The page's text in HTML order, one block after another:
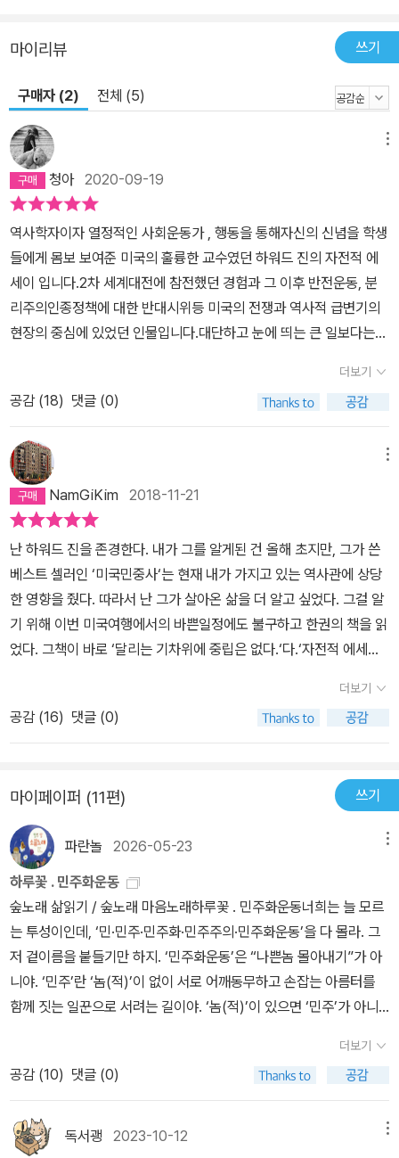
반드시 응시해야 한다고 나는 생각한다. 비관주의는 자기 충족적인
예언이 된다. 그것은 우리의 행동 의지를 무력하게 만듦으로써 자기
자신을 재생산한다. 우리에겐 지금 이 순간에 보는 것을 앞으로도 계
속 보게 될 것이라고 생각하는 경향이 있다. (…) 평범한 사람들은 얼
마간은 겁을 먹을 수 있고 농락당할 수 있지만 가슴속 깊이 상식을 지
니고 있으며, 조만간 그들을 억압하는 권력에 도전할 길을 찾게 된
다.” “우리가 적들에게 포위된 소수에 불과했을 때, 운동에서 조우한
그토록 많은 사람들의 아름다운 인간성이 미래를 표상한다고 상상하
는 것은 피가 끓는 경험이었다. 언젠가 그러한 사람들의 세상이, 함께
일할 수 있고 모든 것을 나눌 수 있으며 즐겁게 놀 수 있고 인생을 걸
고 믿을 수 있는 사람들만이 존재하는 세상이 도래할 수 있는 것처럼
보였다.” “나는 세계에 관한 내 친구들의 비관주의적 태도에 공감해
보려고 애써 왔지만, 어디에서나 벌어지는 그 모든 끔찍한 일들에도
력이 역사의 큰 물줄기에 한데 녹아 혁명의 물꼬가 될 수 있다는 가슴
뻐근한 확신을 느끼고 싶은가. 간단하다. 이 책 『달리는 기차 위에 중
립은 없다』를 읽기만 하면 된다. ｜1993년 여름, 이 책이 쓰여진 그
때로부터 우리는 얼마나 멀리 와 있는가?｜ 『달리는 기차 위에 중립
은 없다』는 긴 설명이 필요하지 않은 책이다. 하워드 진이 스펠먼 대
으로, 하워드 진이라는 걸출한 역자학자의 개인적 이야기를 가감 없
이 담은 책으로, 또한 베트남전 반대운동의 생생한 현장을 기록한 책
으로 세계 여러 곳에 번역된 바 있다. 그렇게 널리 알려진 책이기도 할
뿐더러, 이전 세대의 많은 독자들이 이 책을 읽었다. 그러나 지금 우리
의 현실은 하워드 진이 이 책을 쓸 당시의 불합리, 부족한 정치적 자
유, 희망을 갈구하는 대중들의 우울한 일상과 크게 다르지 않다. 지금
의 20대, 30대가 이 책의 존재를 새로이 발견하고 용기를 얻기를 바
나를 둘러싼 세계는 이런 모습이었다. 실업과 열악한 일자리의 세계,
대부분의 시간을 비좁고 지저분한 곳에서 살면서 두 살, 세 살짜리를
다른 사람들의 손에 맡기고 학교나 직장에 나가야 했고, 아이들이 아
파도 돈이 넉넉하지 않아서 개인 의사에게 데려가지 못하고 시간을
끌다 결국은 종합병원 인턴들의 손에 맡겨야만 했던 나와 아내의 세
계. 전 세계에서 가장 부유한 이 나라에서조차 절대다수의 국민들은
이런 식으로 살아가고 있다. 그리고 적절한 학위를 갖추고 나서 그 세
계를 빠져나와 대학교수가 된 후에도, 나는 결코 그 세계를 잊지 않았
다. 나는 한 번도 계급의식을 버리지 않았다.” “나는 내가 사랑하는 건
조국, 국민이지 어쩌다 권력을 잡게 된 정부가 아니라고 설명하려 애
우리는 우리가 참여한 아무리 작은 저항 행동이라도 사회 변화의 보
도, 우리는 여전히 자유를 원할 것이고 여전히 모든 사람이 일자리를
마이리뷰 쓰기
구매자 (2) 전체 (5)
청아2020-09-19
역사학자이자 열정적인 사회운동가 , 행동을 통해자신의 신념을 학생
들에게 몸보 보여준 미국의 훌륭한 교수였던 하워드 진의 자전적 에
세이 입니다.2차 세계대전에 참전했던 경험과 그 이후 반전운동, 분
리주의인종정책에 대한 반대시위등 미국의 전쟁과 역사적 급변기의
현장의 중심에 있었던 인물입니다.대단하고 눈에 띄는 큰 일보다는
것을 알았던 사람이기도 합니다.역사 공부는 물리적으로 닿을 수 없
는 곳으로의 손쉬운 여행이라는 것을 다시금 느끼게 하는 책이었고
마치내가 그 현장에서 경험한듯 내내 가슴뛰었고 울컥했던 의미있는
시간이었습니다.이런 지식인들과 시민들덕에 총기사고가 끊이지 않
고 의료보험이 사회악이 되어버린 미국에게도 희망이 있다고 생각됩
니다.
더보기
공감 (18) 댓글 (0)
NamGiKim 2018-11-21
난 하워드 진을 존경한다. 내가 그를 알게된 건 올해 초지만, 그가 쓴
베스트 셀러인 ‘미국민중사‘는 현재 내가 가지고 있는 역사관에 상당
한 영향을 줬다. 따라서 난 그가 살아온 삶을 더 알고 싶었다. 그걸 알
기 위해 이번 미국여행에서의 바쁜일정에도 불구하고 한권의 책을 읽
었다. 그책이 바로 ‘달리는 기차위에 중립은 없다.‘다.‘자전적 에세
겪었던 일들과, 당시 미국사회에 만연해 있던 인종차별에 맞서 흑인
들이 어떠한 방식으로 지배계급에 맞서 자신들의 권리를 주장하고 저
항했는지에 대한 내용을 초반에 다루고 있다. 거기서 잠시 하워드 진
참전하며 1945년 4월 사상 최초로 네이팜폭탄을 프랑스 마을에 투
하했던 이야기를 다루고, 베트남전과 베트남전 당시 하워드 진이 참
가했던 반전운동에 대한 내용을 다룬다. 베트남 전 파트 이후에는 19
80년대 ‘미국민중사‘를 집필했던 시점과 미국내 자칭 보수주의자들
과의 갈등 그리고 1991년 걸프 전쟁 이후 하워드 진의 활동을 알 수
있다. 이번 미국여행을 하면서 이 책을 읽으며 이런 생각을 하게 됐다.
하워드 진이나 말콤X, 놈 촘스키, 마틴루터킹 같은 민권운동가들이
자유와 평등이라는 가치를 위해 지배계급과 억지스럽고 비상식적이
기 짝이없는 불합리에 맞서 싸웠고, 목소리를 높였기 때문에 현재 내
들의 목소리가 있었기에 미국사회가 변할 수 있었던 것이다. 그들에
게 정말 감사할 따름이다. 책의 제목 ‘달리는 기차위에 중립은 없다‘가
뜻하는 바와 같이, 세상의 부조리가 있음에도 그것을 그냥 지켜만 보
며 나몰라라 하는 것은 비겁함이 될 수 있다. 즉 우리 사회에서 부조리
한 일이 벌어지거나 공권력이 남용되는 불합리한 사례가 일어난다면
더보기
공감 (16) 댓글 (0)
마이페이퍼 (11편) 쓰기
파란놀 2026-05-23
하루꽃 . 민주화운동
숲노래 삶읽기 / 숲노래 마음노래하루꽃 . 민주화운동너희는 늘 모르
는 투성이인데, ‘민·민주·민주화·민주주의·민주화운동’을 다 몰라. 그
저 겉이름을 붙들기만 하지. ‘민주화운동’은 “나쁜놈 몰아내기”가 아
니야. ‘민주’란 ‘놈(적)’이 없이 서로 어깨동무하고 손잡는 아름터를
함께 짓는 일꾼으로 서려는 길이야. ‘놈(적)’이 있으면 ‘민주’가 아니
눈뜨고 깨어나서 ‘사람’이 되자는 물결이 ‘민주화운동’이란다. 그래서
‘민주·민주주의·민주화’는 돌을 안 던지고 총을 안 쏘고 칼을 안 휘두
른단다. 오직 ‘말’로 마음을 나누고, ‘말씨’를 심어 새길을 그리고, ‘말
씀’을 펴서 손수 살림짓기를 하는 길이 ‘민주·민주주의·민주화’란다.
더보기
공감 (10) 댓글 (0)
독서괭 2023-10-12